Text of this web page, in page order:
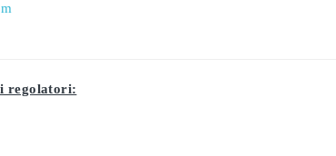
regolatori: